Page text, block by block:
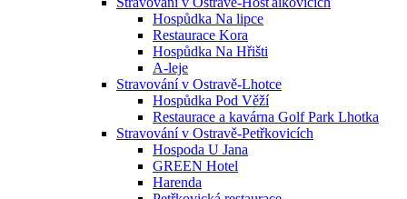
Hospůdka Na lipce
Restaurace Kora
Hospůdka Na Hřišti
A-leje
Stravování v Ostravě-Lhotce
Hospůdka Pod Věží
Restaurace a kavárna Golf Park Lhotka
Stravování v Ostravě-Petřkovicích
Hospoda U Jana
GREEN Hotel
Harenda